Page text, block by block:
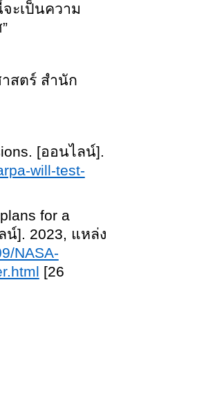
ะเป็นความ
สตร์ สำนัก
[ออนไลน์].
will-test-
for a
น์]. 2023, แหล่ง
NASA-
[26